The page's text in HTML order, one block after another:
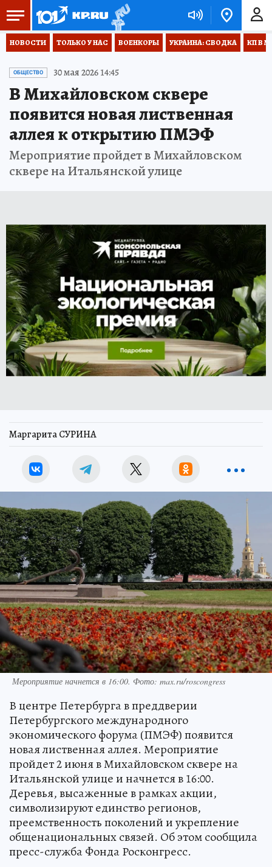
НОВОСТИ ТОЛЬКО У НАС ВОЕНКОРЫ УКРАИНА: СВОДКА КП В
ОБЩЕСТВО 30 мая 2026 14:45
В Михайловском сквере
появится новая лиственная
аллея к открытию ПМЭФ
Мероприятие пройдет в Михайловском
сквере на Итальянской улице
Маргарита СУРИНА
Мероприятие начнется в 16:00. Фото: max.ru/roscongress
В центре Петербурга в преддверии
Петербургского международного
экономического форума (ПМЭФ) появится
новая лиственная аллея. Мероприятие
пройдет 2 июня в Михайловском сквере на
Итальянской улице и начнется в 16:00.
Деревья, высаженные в рамках акции,
символизируют единство регионов,
преемственность поколений и укрепление
общенациональных связей. Об этом сообщила
пресс-служба Фонда Росконгресс.